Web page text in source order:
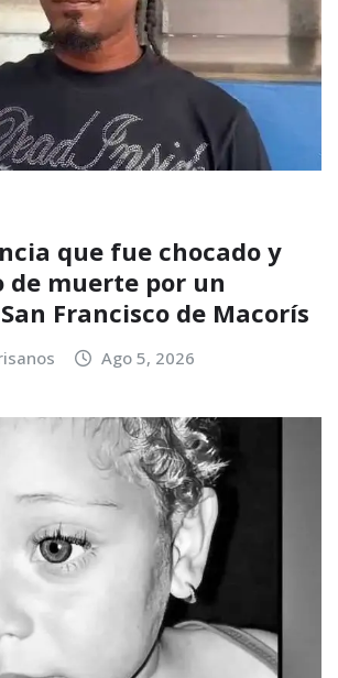
que fue chocado y
de muerte por un
Francisco de Macorís
Ago 5, 2026